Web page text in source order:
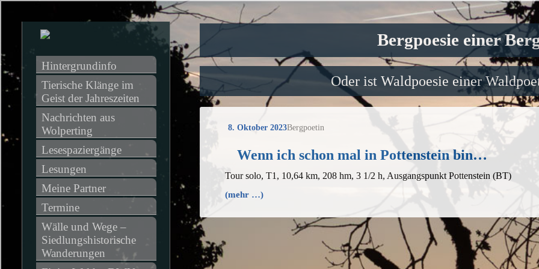
Bergpoesie einer
Oder ist Waldpoesie einer
8. Oktober 2023Bergpoetin
Wenn ich schon mal in Pottenstein bin…
Tour solo, T1, 10,64 km, 208 hm, 3 1/2 h, Ausgangspunkt Pottenstein (BT)
(mehr …)
Hintergrundinfo
Tierische Klänge im
Geist der Jahreszeiten
Nachrichten aus
Wolperting
Lesespaziergänge
Lesungen
Meine Partner
Termine
Wälle und Wege –
Siedlungshistorische
Wanderungen